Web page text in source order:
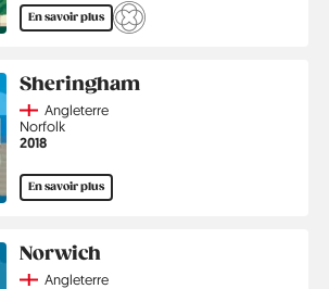
En savoir plus
Sheringham
CountryAngleterre
Région
Norfolk
Année
2018
En savoir plus
Norwich
CountryAngleterre